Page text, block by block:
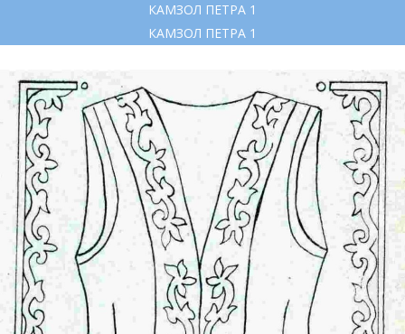
КАМЗОЛ ПЕТРА 1
КАМЗОЛ ПЕТРА 1